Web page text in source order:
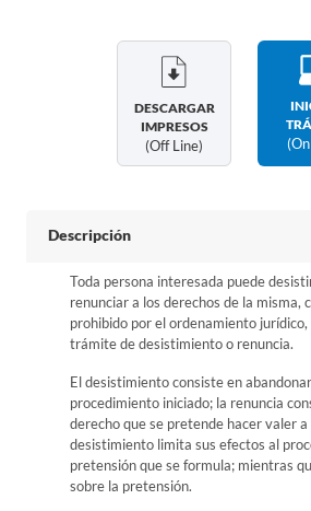
DESCARGAR
IMPRESOS
(off Line) (on
Descripción
Toda persona interesada puede
renunciar a los derechos de la misma,
prohibido por el ordenamiento
trámite de desistimiento o renuncia.
El desistimiento consiste en
procedimiento iniciado; la renuncia
derecho que se pretende hacer valer
desistimiento limita sus efectos al
pretensión que se formula; mientras
sobre la pretensión.